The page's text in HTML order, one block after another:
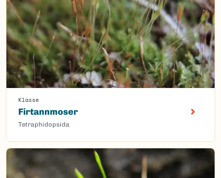
Klasse
Firtannmoser
Tetraphidopsida